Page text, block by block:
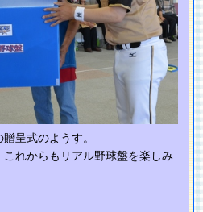
呈式のようす。
れからもリアル野球盤を楽しみ